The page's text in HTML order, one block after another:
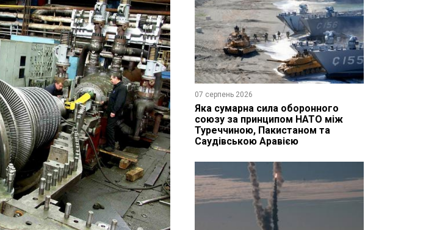
07 серпень 2026
Яка сумарна сила оборонного
союзу за принципом НАТО між
Туреччиною, Пакистаном та
Саудівською Аравією